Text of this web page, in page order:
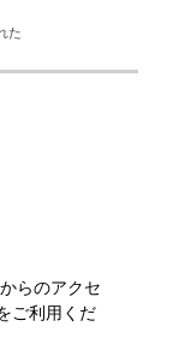
た
らのアクセ
ご利用くだ